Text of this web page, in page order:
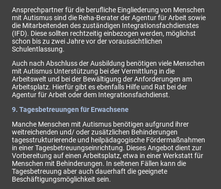
Ansprechpartner für die berufliche Eingliederung von Menschen
mit Autismus sind die Reha-Berater der Agentur für Arbeit sowie
die Mitarbeitenden des zuständigen Integrationsfachdienstes
(IFD). Diese sollten rechtzeitig einbezogen werden, möglichst
schon bis zu zwei Jahre vor der voraussichtlichen
Schulentlassung.
Auch nach Abschluss der Ausbildung benötigen viele Menschen
mit Autismus Unterstützung bei der Vermittlung in die
Arbeitswelt und bei der Bewältigung der Anforderungen am
Arbeitsplatz. Hierfür gibt es ebenfalls Hilfe und Rat bei der
Agentur für Arbeit oder dem Integrationsfachdienst.
9. Tagesbetreuungen für Erwachsene
Manche Menschen mit Autismus benötigen aufgrund ihrer
weitreichenden und/ oder zusätzlichen Behinderungen
tagesstrukturierende und heilpädagogische Fördermaßnahmen
in einer Tagesbetreuungseinrichtung. Dieses Angebot dient zur
Vorbereitung auf einen Arbeitsplatz, etwa in einer Werkstatt für
Menschen mit Behinderungen. In seltenen Fällen kann die
Tagesbetreuung aber auch dauerhaft die geeignete
Beschäftigungsmöglichkeit sein.